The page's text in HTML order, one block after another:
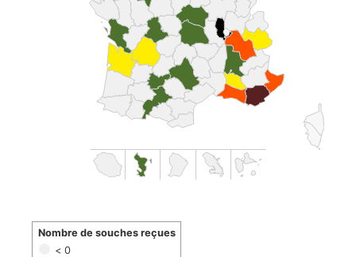
< 0
Nombre de souches reçues